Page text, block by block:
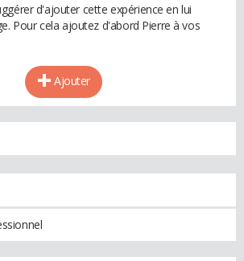
d'ajouter cette expérience en lui
Pour cela ajoutez d'abord Pierre à vos
Ajouter